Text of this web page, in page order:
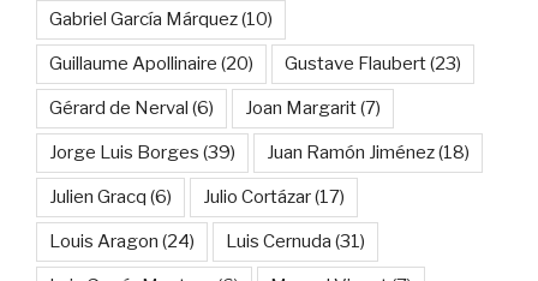
Gabriel García Márquez(10)
Guillaume Apollinaire (20) Gustave Flaubert(23)
Gérard de Nerval (6) Joan Margarit(7)
Jorge Luis Borges (39) Juan Ramón Jiménez(18)
Julien Gracq (6) Julio Cortázar(17)
Louis Aragon (24) Luis Cernuda (31)